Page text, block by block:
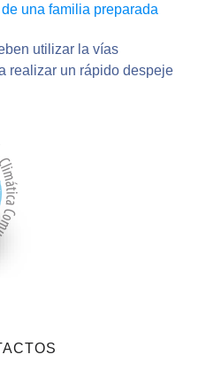
una familia preparada
utilizar la vías
realizar un rápido despeje